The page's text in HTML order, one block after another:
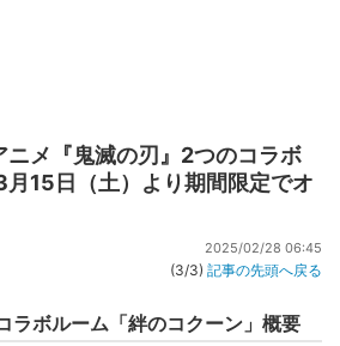
メ『鬼滅の刃』2つのコラボ
15日（土）より期間限定でオ
2025/02/28 06:45
(3/3) 記事の先頭へ戻る
ラボルーム「絆のコクーン」概要